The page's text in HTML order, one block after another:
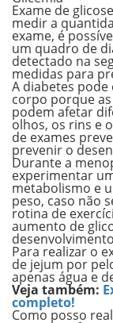
Exame de
medir a
exame, é
um quadro de
detectado na
medidas para
A diabetes
corpo porque
podem afetar
olhos, os rins e
de exames
prevenir o
Durante a
experimentar
metabolismo e
peso, caso não
rotina de
aumento de
Para realizar o
de jejum por
apenas água e
Veja também:
completo!
Como posso